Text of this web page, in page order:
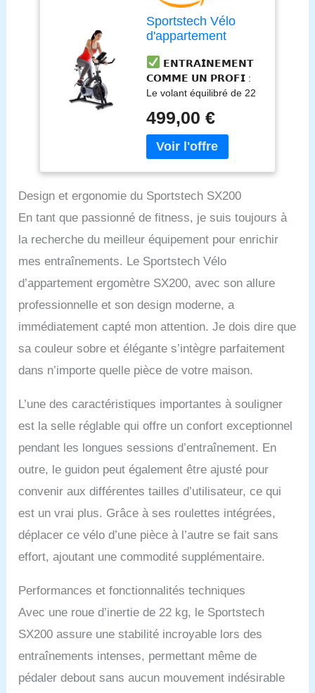
Sportstech Vélo
d'appartement
avec contrôle via
l'application
Smartphone +
Google Street View |
roue d'inertie de 22
kg | capteur de
fréquence cardiaque
| charge maximale
𝗘𝗡𝗧𝗥𝗔𝗜̂𝗡𝗘𝗠𝗘𝗡𝗧
𝗖𝗢𝗠𝗠𝗘 𝗨𝗡 𝗣𝗥𝗢𝗙𝗜 :
Le volant équilibré de 22
continu de la résistance
avec un système
d'entraînement par
d'entretien assurent une
transmission optimale de
la puissance sur ce vélo
d'appartement. Grâce à
ses pédales
antidérapantes, le SX200
Speedbike vous maintient
toujours fermement en
selle - pour un
entraînement encore plus
amusant et sûr !
𝗘𝗫𝗜𝗚𝗘𝗡𝗖𝗘𝗦 : la
de haute qualité du vélo
d'intérieur avec affichage
numérique et de
nombreux programmes
d'entraînement est
parfaitement adaptée à la
combinaison avec une
ceinture de pouls. Ainsi,
entraînement à domicile
de la classe extra et vous
vous entraînez toujours
optimale - rien ne
s'oppose à une forme
physique maximale !
𝗘𝗡𝗧𝗥𝗔𝗜̂𝗡𝗘𝗠𝗘𝗡𝗧 𝗗𝗘
𝗟𝗔 𝗣𝗥𝗢𝗖𝗛𝗔𝗜𝗡𝗘
𝗚𝗘́𝗡𝗘́𝗥𝗔𝗧𝗜𝗢𝗡 : Cet
appareil de fitness pour la
499,00 €
Design et ergonomie du Sportstech SX200
En tant que passionné de fitness, je suis toujours à
la recherche du meilleur équipement pour enrichir
mes entraînements. Le Sportstech Vélo
d’appartement ergomètre SX200, avec son allure
professionnelle et son design moderne, a
immédiatement capté mon attention. Je dois dire que
sa couleur sobre et élégante s’intègre parfaitement
dans n’importe quelle pièce de votre maison.
L’une des caractéristiques importantes à souligner
est la selle réglable qui offre un confort exceptionnel
pendant les longues sessions d’entraînement. En
outre, le guidon peut également être ajusté pour
convenir aux différentes tailles d’utilisateur, ce qui
est un vrai plus. Grâce à ses roulettes intégrées,
déplacer ce vélo d’une pièce à l’autre se fait sans
effort, ajoutant une commodité supplémentaire.
Performances et fonctionnalités techniques
Avec une roue d’inertie de 22 kg, le Sportstech
SX200 assure une stabilité incroyable lors des
entraînements intenses, permettant même de
pédaler debout sans aucun mouvement indésirable